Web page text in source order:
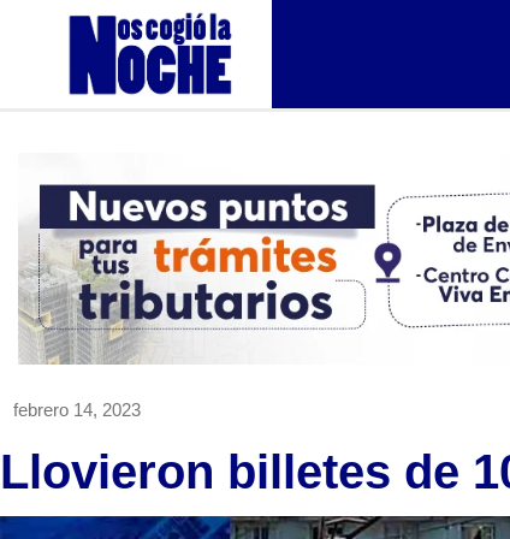
febrero 14, 2023
Llovieron billetes de